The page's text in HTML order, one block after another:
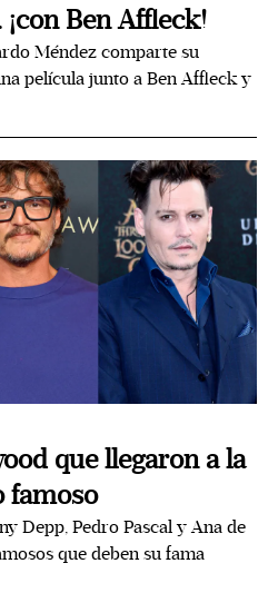
Ben Affleck!
Méndez comparte su
película junto a Ben Affleck y
que llegaron a la
famoso
Depp, Pedro Pascal y Ana de
que deben su fama